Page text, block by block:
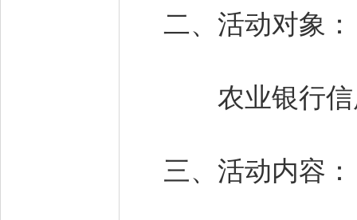
二、活动对象
农业银行信
三、活动内容